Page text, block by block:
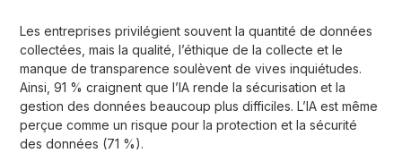
Les entreprises privilégient souvent la quantité de données
collectées, mais la qualité, l’éthique de la collecte et le
manque de transparence soulèvent de vives inquiétudes.
Ainsi, 91 % craignent que l’IA rende la sécurisation et la
gestion des données beaucoup plus difficiles. L’IA est même
perçue comme un risque pour la protection et la sécurité
des données (71 %).